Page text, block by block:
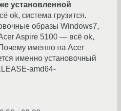
установленной
ok, система грузится.
образы Windows7,
Aspire 5100 — всё ok,
именно на Acer
именно установочный
amd64-